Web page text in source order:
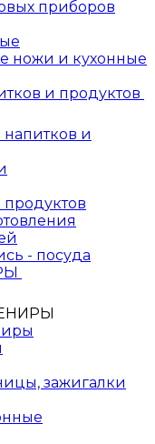
приборов
ножи и кухонные
и продуктов
и
- посуда
зажигалки